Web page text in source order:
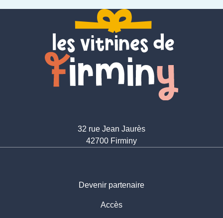
32 rue Jean Jaurès
42700 Firminy
Devenir partenaire
Accès